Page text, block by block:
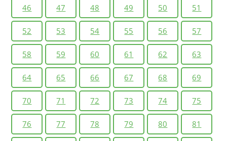
46 47 48 49 50 51
52 53 54 55 56 57
58 59 60 61 62 63
64 65 66 67 68 69
70 71 72 73 74 75
76 77 78 79 80 81